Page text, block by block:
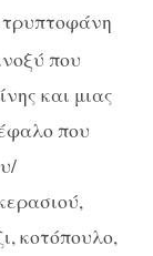
τρυπτοφάνη
που
και μιας
που
κοτόπουλο,